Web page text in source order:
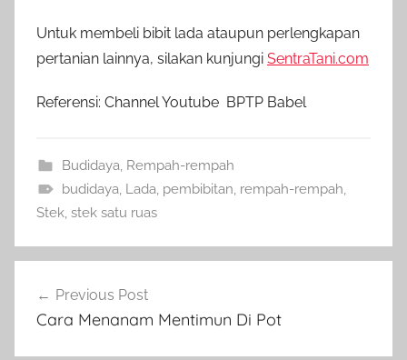
Untuk membeli bibit lada ataupun perlengkapan
pertanian lainnya, silakan kunjungi SentraTani.com
Referensi: Channel Youtube BPTP Babel
Budidaya, Rempah-rempah
budidaya, Lada, pembibitan, rempah-rempah,
Stek, stek satu ruas
pos
Previous Post
Cara Menanam Mentimun Di Pot